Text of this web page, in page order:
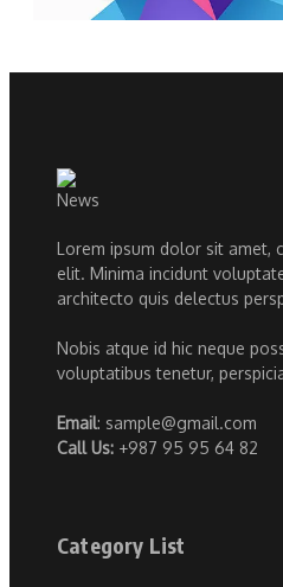
Lorem ipsum dolor sit amet,
elit. Minima incidunt
architecto quis delectus
Nobis atque id hic neque
voluptatibus tenetur,
Email: sample@gmail.com
Call Us: +987 95 95 64 82
Category List